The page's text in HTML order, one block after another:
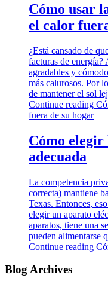
Cómo usar
el calor
¿Está cansado de
facturas de energía?
agradables y
más calurosos. Por
de mantener el sol
Continue reading
fuera de su hogar
Cómo
adecuada
La competencia
correcta) mantiene
Texas. Entonces,
elegir un aparato
aparatos, tiene una
pueden alimentarse
Continue reading
Blog Archives